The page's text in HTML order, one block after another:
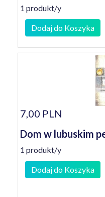
1 produkt/y
Dodaj do Koszyka
7,00 PLN
Dom w lubuskim
1 produkt/y
Dodaj do Koszyka